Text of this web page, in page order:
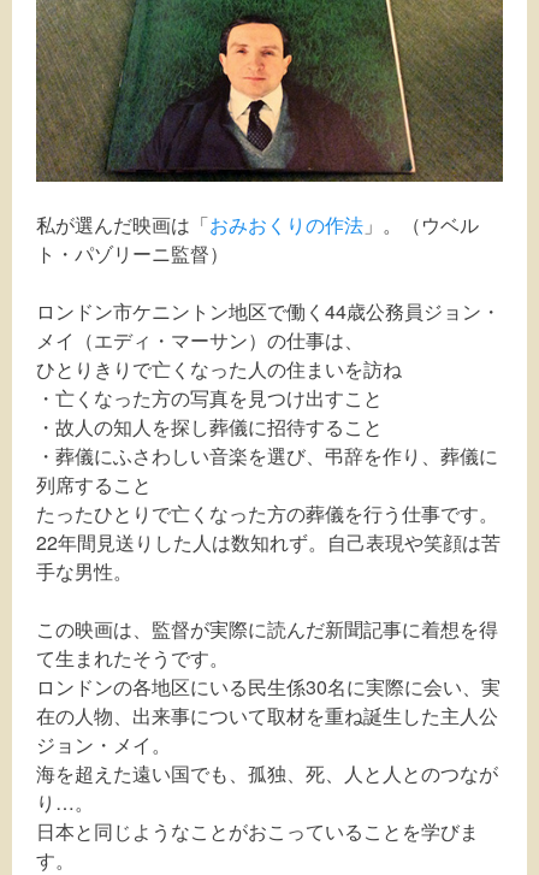
私が選んだ映画は「おみおくりの作法 」。（ウベル
ト・パゾリーニ監督）
ロンドン市ケニントン地区で働く44歳公務員ジョン・
メイ（エディ・マーサン）の仕事は、
ひとりきりで亡くなった人の住まいを訪ね
・亡くなった方の写真を見つけ出すこと
・故人の知人を探し葬儀に招待すること
・葬儀にふさわしい音楽を選び、弔辞を作り、葬儀に
列席すること
たったひとりで亡くなった方の葬儀を行う仕事です。
22年間見送りした人は数知れず。自己表現や笑顔は苦
手な男性。
この映画は、監督が実際に読んだ新聞記事に着想を得
て生まれたそうです。
ロンドンの各地区にいる民生係30名に実際に会い、実
在の人物、出来事について取材を重ね誕生した主人公
ジョン・メイ。
海を超えた遠い国でも、孤独、死、人と人とのつなが
り…。
日本と同じようなことがおこっていることを学びま
す。